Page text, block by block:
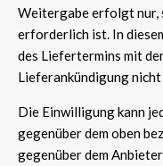
Weitergabe erfolgt nur,
erforderlich ist. In
des Liefertermins mit
Lieferankündigung
Die Einwilligung kann
gegenüber dem oben
gegenüber dem